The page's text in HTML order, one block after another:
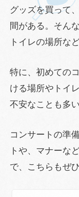
グッズを買って
間がある。そん
トイレの場所な
特に、初めての
ける場所やトイ
不安なことも多
コンサートの準
トや、マナーな
で、こちらもぜ